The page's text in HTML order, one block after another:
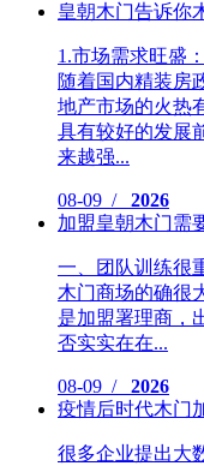
皇朝木门告诉你
1.市场需求旺盛
随着国内精装房
地产市场的火热
具有较好的发展
来越强...
08-09 / 2026
加盟皇朝木门需
一、团队训练很
木门商场的确很
是加盟署理商，
否实实在在...
08-09 / 2026
疫情后时代木门
很多企业提出大